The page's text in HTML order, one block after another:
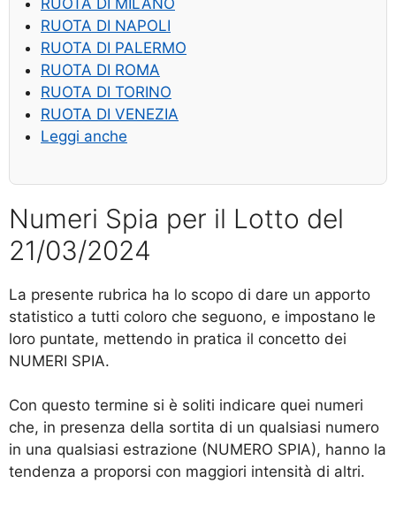
RUOTA DI MILANO
RUOTA DI NAPOLI
RUOTA DI PALERMO
RUOTA DI ROMA
RUOTA DI TORINO
RUOTA DI VENEZIA
Leggi anche
Numeri Spia per il Lotto del
21/03/2024
La presente rubrica ha lo scopo di dare un apporto
statistico a tutti coloro che seguono, e impostano le
loro puntate, mettendo in pratica il concetto dei
NUMERI SPIA.
Con questo termine si è soliti indicare quei numeri
che, in presenza della sortita di un qualsiasi numero
in una qualsiasi estrazione (NUMERO SPIA), hanno la
tendenza a proporsi con maggiori intensità di altri.